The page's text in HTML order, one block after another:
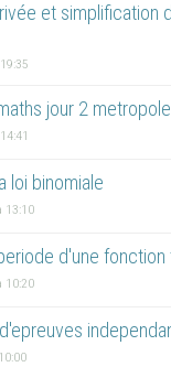
et simplification
jour 2
loi binomiale
13:10
d'une fonction
10:20